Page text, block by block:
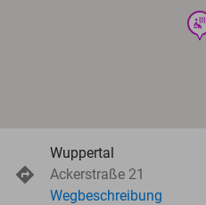
wellness
Wuppertal
Ackerstraße 21
Wegbeschreibung